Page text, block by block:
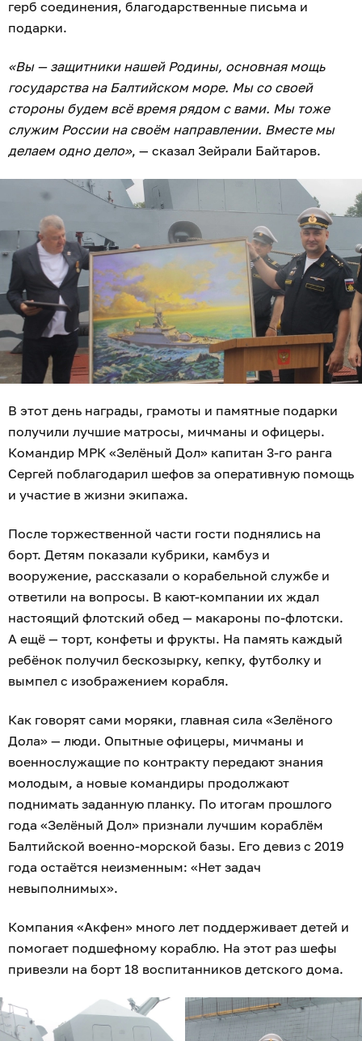
герб соединения, благодарственные письма и
подарки.
«Вы — защитники нашей Родины, основная мощь
государства на Балтийском море. Мы со своей
стороны будем всё время рядом с вами. Мы тоже
служим России на своём направлении. Вместе мы
делаем одно дело», — сказал Зейрали Байтаров.
В этот день награды, грамоты и памятные подарки
получили лучшие матросы, мичманы и офицеры.
Командир МРК «Зелёный Дол» капитан 3-го ранга
Сергей поблагодарил шефов за оперативную помощь
и участие в жизни экипажа.
После торжественной части гости поднялись на
борт. Детям показали кубрики, камбуз и
вооружение, рассказали о корабельной службе и
ответили на вопросы. В кают-компании их ждал
настоящий флотский обед — макароны по-флотски.
А ещё — торт, конфеты и фрукты. На память каждый
ребёнок получил бескозырку, кепку, футболку и
вымпел с изображением корабля.
Как говорят сами моряки, главная сила «Зелёного
Дола» — люди. Опытные офицеры, мичманы и
военнослужащие по контракту передают знания
молодым, а новые командиры продолжают
поднимать заданную планку. По итогам прошлого
года «Зелёный Дол» признали лучшим кораблём
Балтийской военно-морской базы. Его девиз с 2019
года остаётся неизменным: «Нет задач
невыполнимых».
Компания «Акфен» много лет поддерживает детей и
помогает подшефному кораблю. На этот раз шефы
привезли на борт 18 воспитанников детского дома.